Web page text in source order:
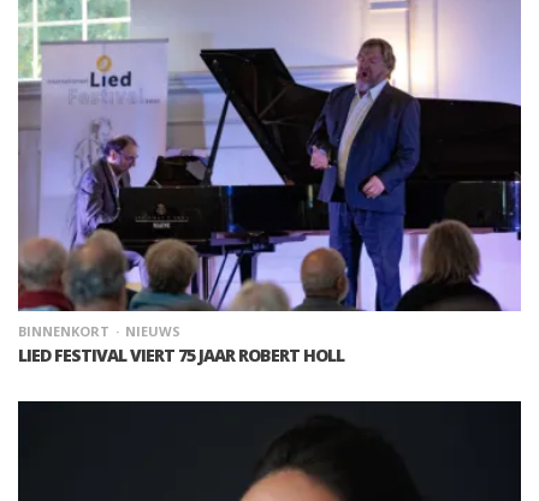
BINNENKORT NIEUWS
LIED FESTIVAL VIERT 75 JAAR ROBERT HOLL